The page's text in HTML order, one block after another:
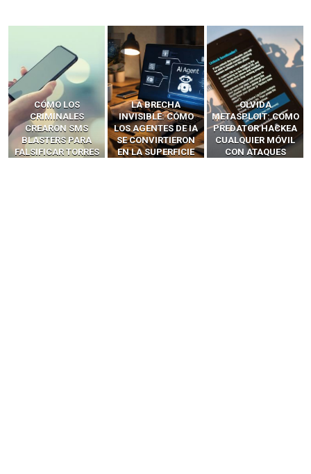
LA BRECHA
INVISIBLE: CÓMO
LOS AGENTES DE IA
SE CONVIRTIERON
EN LA SUPERFICIE
OLVIDA
METASPLOIT: CÓMO
PREDATOR HACKEA
CUALQUIER MÓVIL
CON ATAQUES
CÓMO LOS HACKERS
INTERCEPTAN OTPS
Y LLAMADAS
MÓVILES SIN
‘HACKEAR’ — EL